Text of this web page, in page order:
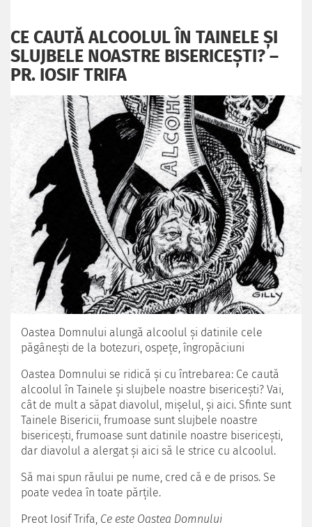
CE CAUTĂ ALCOOLUL ÎN TAINELE ŞI
SLUJBELE NOASTRE BISERICEŞTI? –
PR. IOSIF TRIFA
Oastea Domnului alungă alcoolul şi datinile cele
păgâneşti de la botezuri, ospeţe, îngropăciuni
Oastea Domnului se ridică şi cu întrebarea: Ce caută
alcoolul în Tainele şi slujbele noastre bisericeşti? Vai,
cât de mult a săpat diavolul, mişelul, şi aici. Sfinte sunt
Tainele Bisericii, frumoase sunt slujbele noastre
bisericeşti, frumoase sunt datinile noastre bisericeşti,
dar diavolul a alergat şi aici să le strice cu alcoolul.
Să mai spun răului pe nume, cred că e de prisos. Se
poate vedea în toate părţile.
Preot Iosif Trifa, Ce este Oastea Domnului